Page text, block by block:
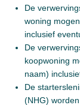
De
woning
inclusief
De
koopwoning
naam)
De
(NHG)